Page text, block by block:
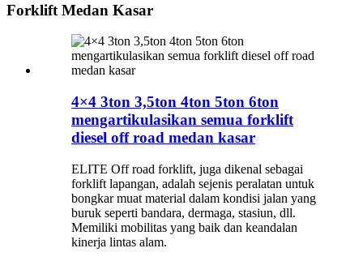
Forklift Medan Kasar
4×4 3ton 3,5ton 4ton 5ton 6ton
mengartikulasikan semua forklift
diesel off road medan kasar
ELITE Off road forklift, juga dikenal sebagai
forklift lapangan, adalah sejenis peralatan untuk
bongkar muat material dalam kondisi jalan yang
buruk seperti bandara, dermaga, stasiun, dll.
Memiliki mobilitas yang baik dan keandalan
kinerja lintas alam.